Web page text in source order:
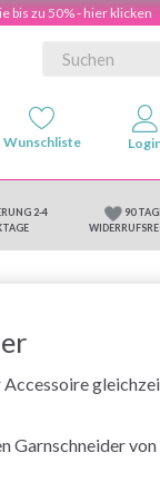
bis zu 50% - hier klicken
2-4
90
Accessoire
Garnschneider